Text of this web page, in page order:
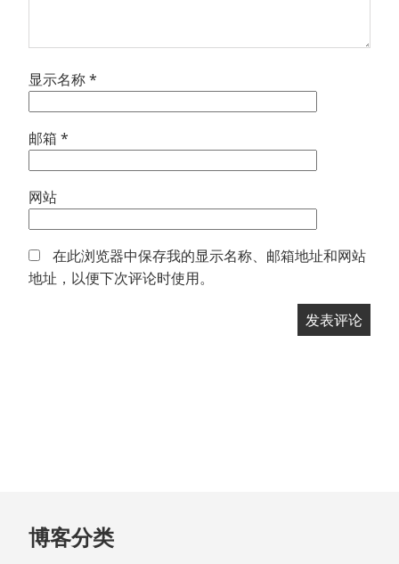
显示名称*
邮箱 *
网站
在此浏览器中保存我的显示名称、邮箱地址和网站
地址，以便下次评论时使用。
跳
至
博客分类